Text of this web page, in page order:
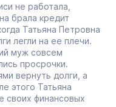
не работала,
брала кредит
Татьяна Петровна
легли на ее плечи.
муж совсем
просрочки.
вернуть долги, а
этого Татьяна
своих финансовых